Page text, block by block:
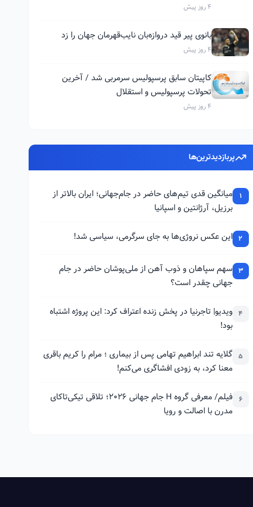
4 روز پیش
بانوی پیر قید دروازه‌بان نایب‌قهرمان جهان را زد
4 روز پیش
کاپیتان سابق پرسپولیس سرمربی شد / آخرین
تحولات پرسپولیس و استقلال
4 روز پیش
پربازدیدترین‌ها
1
میانگین قدی تیم‌های حاضر در جام‌جهانی؛ ایران بالاتر از
برزیل، آرژانتین و اسپانیا
2 این عکس نروژی‌ها به جای سرگرمی، سیاسی شد!
3 سهم سپاهان و ذوب آهن از ملی‌پوشان حاضر در جام
جهانی چقدر است؟
4 ویدیو| تاجرنیا در پخش زنده اعتراف کرد: این پروژه اشتباه
بود!
5 گلایه تند ابراهیم تهامی پس از بیماری ؛ مرام را کریم باقری
معنا کرد، به زودی افشاگری می‌کنم!
6
فیلم/ معرفی گروه H جام جهانی 2026؛ تلاقی تیکی‌تاکای
مدرن با اصالت و رویا